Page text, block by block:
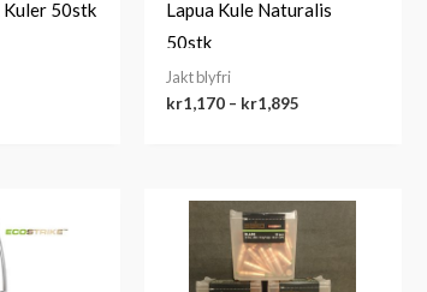
50stk
Lapua Kule Naturalis
50stk
Jakt blyfri
kr1,170 – kr1,895
til
kr1,009
Prisområde: